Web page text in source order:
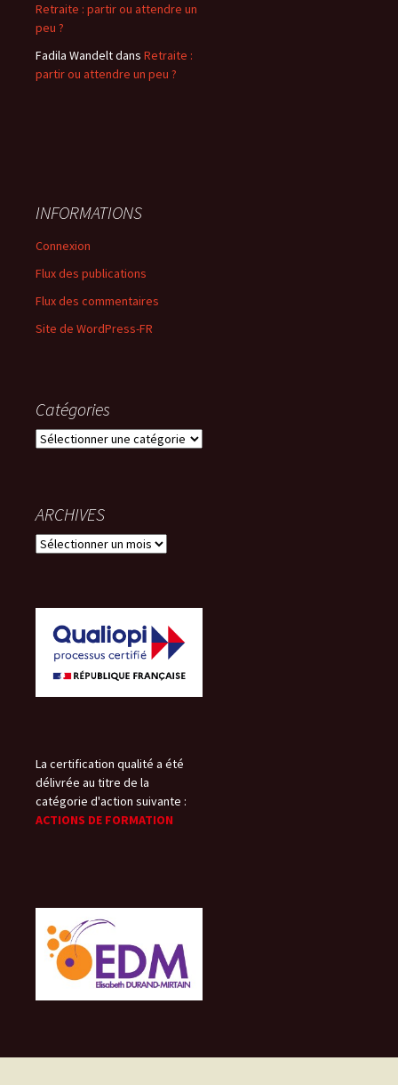
Retraite : partir ou attendre un
peu ?
Fadila Wandeltdans Retraite :
partir ou attendre un peu ?
INFORMATIONS
Connexion
Flux des publications
Flux des commentaires
Site de WordPress-FR
Catégories
Catégories
ARCHIVES
ARCHIVES
La certification qualité a été
délivrée au titre de la
catégorie d'action suivante :
ACTIONS DE FORMATION